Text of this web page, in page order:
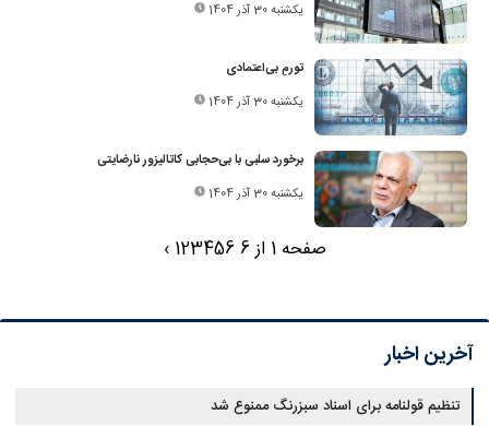
یکشنبه 30 آذر 1404
تورمِ بی‌اعتمادی
یکشنبه 30 آذر 1404
برخورد سلبی با بی‌حجابی کاتالیزور نارضایتی
یکشنبه 30 آذر 1404
صفحه 1 از 6 123456
›
آخرین اخبار
تنظیم قولنامه برای اسناد سبزرنگ ممنوع شد